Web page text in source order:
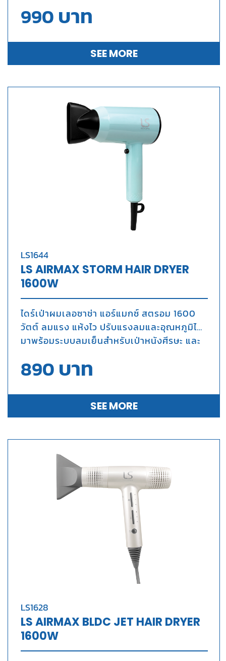
990 บาท
SEE MORE
LS1644
LS AIRMAX STORM HAIR DRYER
1600W
ไดร์เป่าผมเลอซาช่า แอร์แมกซ์ สตรอม 1600
วัตต์ ลมแรง แห้งไว ปรับแรงลมและอุณหภูมิได้
มาพร้อมระบบลมเย็นสำหรับเป่าหนังศีรษะ และ
890 บาท
SEE MORE
LS1628
LS AIRMAX BLDC JET HAIR DRYER
1600W